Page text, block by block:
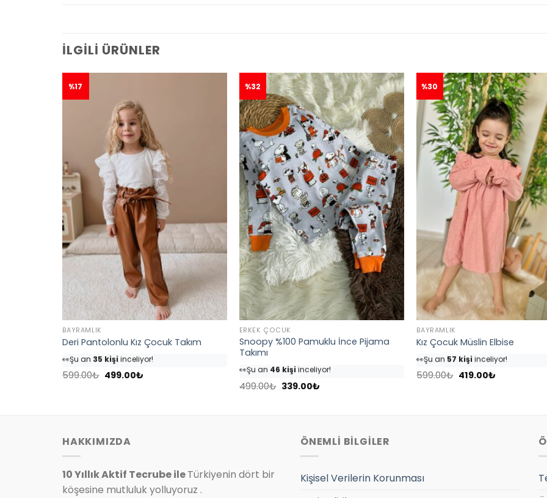
İLGILI ÜRÜNLER
%17
BAYRAMLIK
Deri Pantolonlu Kız Çocuk Takım
👀Şu an35 kişi inceliyor!
⭐️Bu ürünü 40 kişifavoriledi!
🛒18 kişisepetine ekledi!
599.00₺ Orijinal
499.00₺
%32
ERKEK ÇOCUK
Snoopy %100 Pamuklu İnce Pijama
Takımı
👀Şu an
⭐️Bu ürünü54 kişifavoriledi!
🛒25 kişisepetine ekledi!
499.00₺ Orijinal
339.00₺
%30
BAYRAMLIK
Kız Çocuk Müslin Elbise
👀Şu an57 kişiinceliyor!
⭐️Bu ürünü 68 kişifavoriledi!
🛒32 kişisepetine ekledi!
599.00₺ Orijinal
419.00₺
HAKKIMIZDA
10 Yıllık Aktif Tecrube ileTürkiyenin dört bir
köşesine mutluluk yolluyoruz .
ÖNEMLİ BİLGİLER
Kişisel Verilerin Korunması